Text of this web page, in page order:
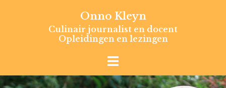
Onno Kleyn
Culinair journalist en docent
Opleidingen en lezingen